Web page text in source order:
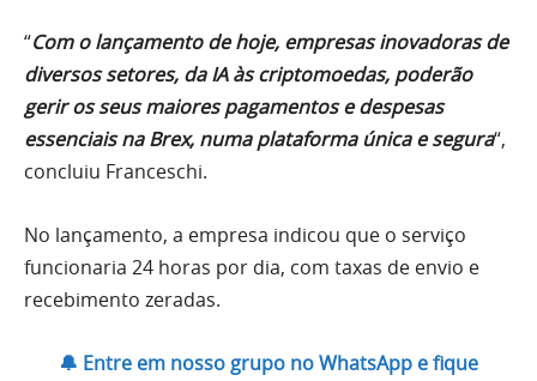
“Com o lançamento de hoje, empresas inovadoras de
diversos setores, da IA ​​às criptomoedas, poderão
gerir os seus maiores pagamentos e despesas
essenciais na Brex, numa plataforma única e segura“,
concluiu Franceschi.
No lançamento, a empresa indicou que o serviço
funcionaria 24 horas por dia, com taxas de envio e
recebimento zeradas.
🔔 Entre em nosso grupo no WhatsApp e fique